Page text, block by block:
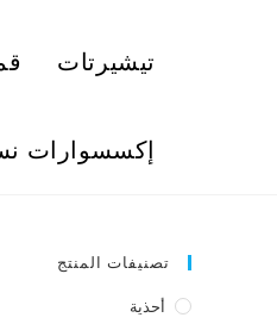
تيشيرتات
إكسسوارات
تصنيفات المنتج
أحذية